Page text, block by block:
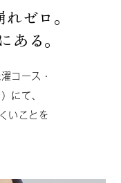
ゼロ。
ある。
コース・
にて、
いことを